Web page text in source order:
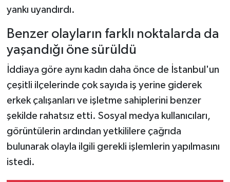
yankı uyandırdı.
Benzer olayların farklı noktalarda da
yaşandığı öne sürüldü
İddiaya göre aynı kadın daha önce de İstanbul'un
çeşitli ilçelerinde çok sayıda iş yerine giderek
erkek çalışanları ve işletme sahiplerini benzer
şekilde rahatsız etti. Sosyal medya kullanıcıları,
görüntülerin ardından yetkililere çağrıda
bulunarak olayla ilgili gerekli işlemlerin yapılmasını
istedi.